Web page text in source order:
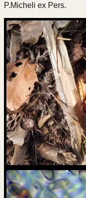
P.Micheli ex Pers.